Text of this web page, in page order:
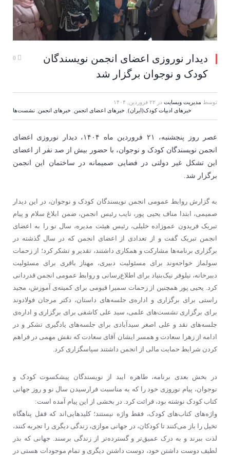
دیدار نوروزی اعضای انجمن نویسندگان
کودک و نوجوان برگزار شد
توسط مدیریت وبسایت در ۲۲ فروردین, ۱۴۰۴
خبرهای ادبیات کودک(ایران), خبرهای اعضای انجمن, خبرهای انجمن, نشست‌ها
عصر روز پنجشنبه، ۲۱ فروردین ماه ۱۴۰۴، دیدار نوروزی اعضای
انجمن نویسندگان کودک و نوجوان، با حضور بیش از صد نفر از اعضای
این تشکل غیر دولتی در فضایی صمیمانه در ساختمان این انجمن
برگزار شد.
به گزارش روابط عمومی انجمن نویسندگان کودک و نوجوان، در این دیدار
صمیمی، ابتدا مناف یحیی پور، نایب رئیس انجمن، ضمن ابلاغ سلام و پیام
تبریک فریدون عموزاده خلیلی، رئیس هیئت مدیره، سال نو را به اعضای
انجمن تبریک گفت و از تعدادی از اعضای انجمن که در سال گذشته در
برگزاری برنامه‌ها مشارکت و همکاری داشتند، تقدیر و تشکر کرد؛ از زحمات
سولماز خواجه‌‌وند برای مسئولیت دبیری، مهناز باقری برای مسئولیت
دبیرخانه، نیلوفر نیک‌بنیاد برای اطلاع‌رسانی و روابط عمومی انجمن قدردانی
کرد. یحیی پور همچنین از زحمات سمیرا قیومی برای کمیته‌ی آموزش، مجید
راستی برای برگزاری و اداره‌ی جلسه‌های داستان، دکتر مرجان فولادوند
برای برگزاری نشست‌های علمی، سید علی کاشفی برای برگزاری و اداره‌ی
جلسه‌های نقد و علی اصغر سیدآبادی برای جلسه‌های یادگیری تشکر و در
ادامه از زهرا سعادت و همسر ایشان آقای سعادت که نقش مهمی در فراهم
کردن شرایط حمایت مالی از انجمن داشتند سپاسگزاری کرد.
در بخش بعدی برنامه، طاهره ایبد از نویسندگان پیشکسوت کودک و
نوجوان، پیام نوروزی خود را که به مناسبت فرارسیدن سال نو و روز جهانی
کتاب کودک نوشته بود، قرائت کرد. در بخشی از این پیام آمده است:
واژه‌های کتاب‌های کودک، فقط واژه نیستند؛ کلیدهایی‌اند که قفل پناهگاه
تخیل را باز می‌کنند تا کودکان، در جهانی موازی، زندگی دیگری را تجربه کنند،
لذت ببرند و به درک عمیق‌تر و گسترده‌تر از زندگی برسند. جهانی که بذر
لطیف دوست داشتن خود، دوست داشتن دیگری و تمام موجودات هستی در